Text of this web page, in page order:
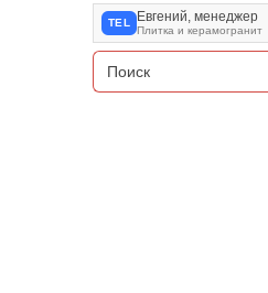
TEL Евгений, менеджер
Плитка и керамогранит